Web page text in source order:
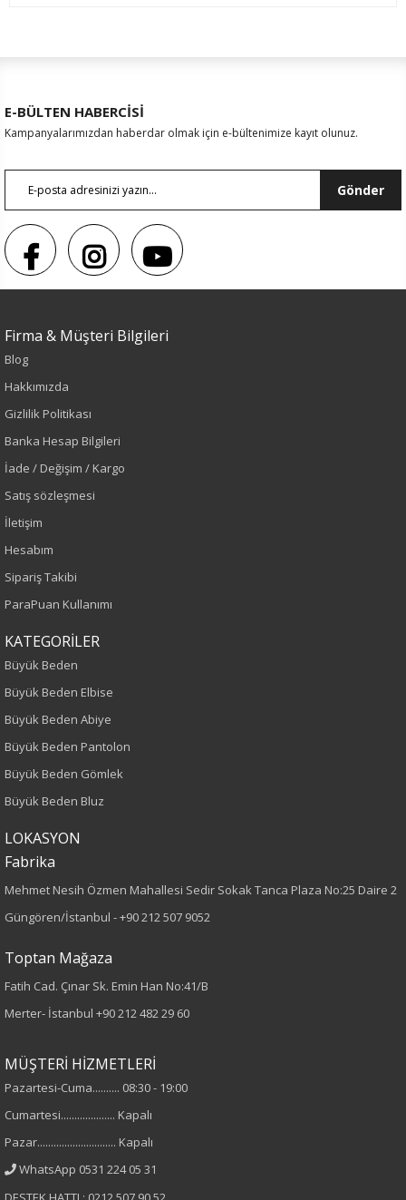
Renk
Siyah
Sezon
Sonbahar-Kış
Yaş Grubu
Kalıp
Büyük Beden
Boy
70
Örme
Nakışlı
Kumaş
Yaka Tipi
Bisiklet Yaka
E-BÜLTEN HABERCİSİ
Kampanyalarımızdan haberdar olmak için e-bültenimize kayıt olunuz.
Gönder
Firma & Müşteri Bilgileri
Blog
Hakkımızda
Gizlilik Politikası
Banka Hesap Bilgileri
İade / Değişim / Kargo
Satış sözleşmesi
İletişim
Hesabım
Sipariş Takibi
ParaPuan Kullanımı
KATEGORİLER
Büyük Beden
Büyük Beden Elbise
Büyük Beden Abiye
Büyük Beden Pantolon
Büyük Beden Gömlek
Büyük Beden Bluz
LOKASYON
Fabrika
Mehmet Nesih Özmen Mahallesi Sedir Sokak Tanca Plaza No:25 Daire 2
Güngören/İstanbul -+90 212 507 9052
Toptan Mağaza
Fatih Cad. Çınar Sk. Emin Han No:41/B
Merter- İstanbul +90 212 482 29 60
MÜŞTERİ HİZMETLERİ
Pazartesi-Cuma.......... 08:30 - 19:00
Cumartesi.................... Kapalı
Pazar............................. Kapalı
WhatsApp 0531 224 05 31